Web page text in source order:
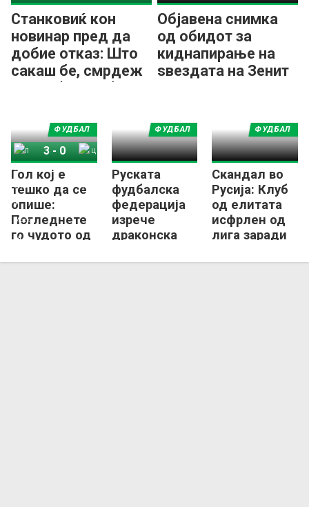
Станковиќ кон
новинар пред да
добие отказ: Што
сакаш бе, смрдеж
еден? (ВИДЕО)
Објавена снимка
од обидот за
киднапирање на
ѕвездата на Зенит
Гол кој е
тешко да се
опише:
Погледнете
го чудото од
(ВИДЕО)
ФУДБАЛ
Локомотива Москва
3 - 0
Руската
фудбалска
федерација
изрече
драконска
Дејан
ФУДБАЛ
Скандал во
Русија: Клуб
од елитата
исфрлен од
лига заради
ФУДБАЛ